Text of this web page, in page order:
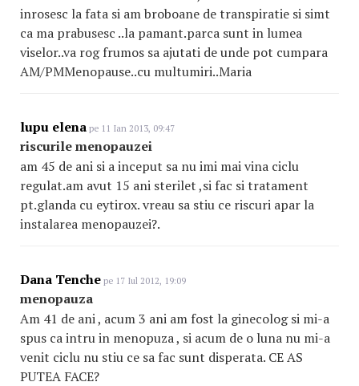
inrosesc la fata si am broboane de transpiratie si simt
ca ma prabusesc ..la pamant.parca sunt in lumea
viselor..va rog frumos sa ajutati de unde pot cumpara
AM/PMMenopause..cu multumiri..Maria
lupu elena pe 11 Ian 2013, 09:47
riscurile menopauzei
am 45 de ani si a inceput sa nu imi mai vina ciclu
regulat.am avut 15 ani sterilet ,si fac si tratament
pt.glanda cu eytirox. vreau sa stiu ce riscuri apar la
instalarea menopauzei?.
Dana Tenche pe 17 Iul 2012, 19:09
menopauza
Am 41 de ani , acum 3 ani am fost la ginecolog si mi-a
spus ca intru in menopuza , si acum de o luna nu mi-a
venit ciclu nu stiu ce sa fac sunt disperata. CE AS
PUTEA FACE?